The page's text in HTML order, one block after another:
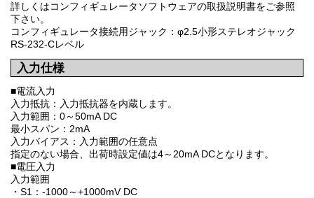
詳しくはコンフィギュレータソフトウェアの取扱説明書をご参照
下さい。
コンフィギュレータ接続用ジャック：φ2.5小形ステレオジャック
RS-232-Cレベル
入力仕様
■電流入力
入力抵抗：入力抵抗器を内蔵します。
入力範囲：0～50mA DC
最小スパン：2mA
入力バイアス：入力範囲の任意点
指定のない場合、出荷時設定値は4～20mA DCとなります。
■電圧入力
入力範囲
・S1：-1000～+1000mV DC